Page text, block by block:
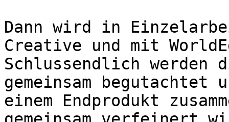
Dann wird in
Creative und mit
Schlussendlich werden
gemeinsam
einem Endprodukt